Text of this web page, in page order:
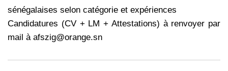
sénégalaises selon catégorie et expériences
Candidatures (CV + LM + Attestations) à renvoyer par
mail à afszig@orange.sn